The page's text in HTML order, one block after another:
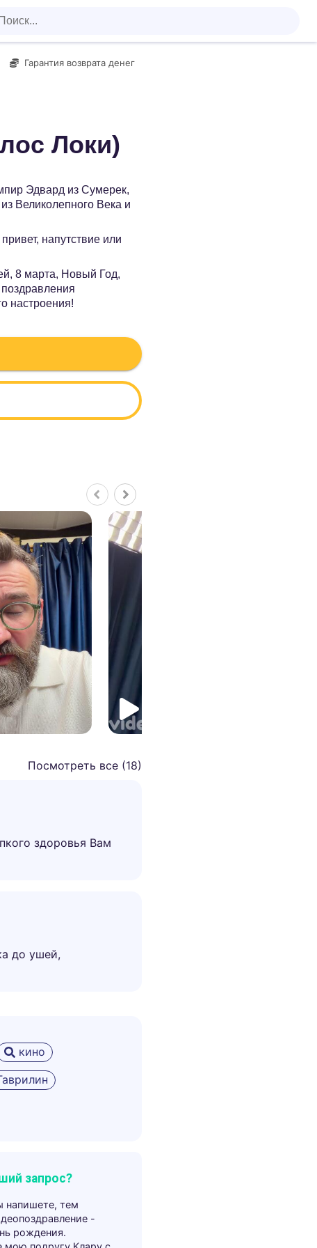
Гарантия возврата денег
Локи)
Эдвард из Сумерек,
Великолепного Века и
привет, напутствие или
8 марта, Новый Год,
настроения!
Посмотреть все (18)
здоровья Вам
до ушей,
кино
запрос?
напишете, тем
-
рождения.